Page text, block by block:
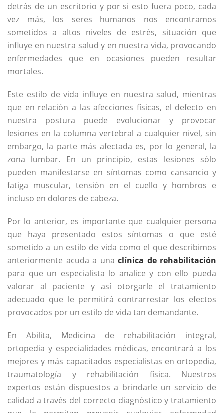
detrás de un escritorio y por si esto fuera poco, cada
vez más, los seres humanos nos encontramos
sometidos a altos niveles de estrés, situación que
influye en nuestra salud y en nuestra vida, provocando
enfermedades que en ocasiones pueden resultar
mortales.
Este estilo de vida influye en nuestra salud, mientras
que en relación a las afecciones físicas, el defecto en
nuestra postura puede evolucionar y provocar
lesiones en la columna vertebral a cualquier nivel, sin
embargo, la parte más afectada es, por lo general, la
zona lumbar. En un principio, estas lesiones sólo
pueden manifestarse en síntomas como cansancio y
fatiga muscular, tensión en el cuello y hombros e
incluso en dolores de cabeza.
Por lo anterior, es importante que cualquier persona
que haya presentado estos síntomas o que esté
sometido a un estilo de vida como el que describimos
anteriormente acuda a una clínica de rehabilitación
para que un especialista lo analice y con ello pueda
valorar al paciente y así otorgarle el tratamiento
adecuado que le permitirá contrarrestar los efectos
provocados por un estilo de vida tan demandante.
En Abilita, Medicina de rehabilitación integral,
ortopedia y especialidades médicas, encontrará a los
mejores y más capacitados especialistas en ortopedia,
traumatología y rehabilitación física. Nuestros
expertos están dispuestos a brindarle un servicio de
calidad a través del correcto diagnóstico y tratamiento